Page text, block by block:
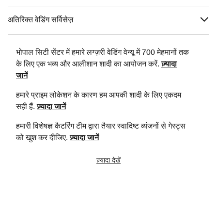
अतिरिक्त वेडिंग सर्विसेज़
भोपाल सिटी सेंटर में हमारे लग्ज़री वेडिंग वेन्यू में 700 मेहमानों तक
के लिए एक भव्य और आलीशान शादी का आयोजन करें. ज़्यादा
जानें
हमारे प्राइम लोकेशन के कारण हम आपकी शादी के लिए एकदम
सही हैं. ज़्यादा जानें
हमारी विशेषज्ञ कैटरिंग टीम द्वारा तैयार स्वादिष्ट व्यंजनों से गेस्ट्स
को खुश कर दीजिए. ज़्यादा जानें
ज़्यादा देखें